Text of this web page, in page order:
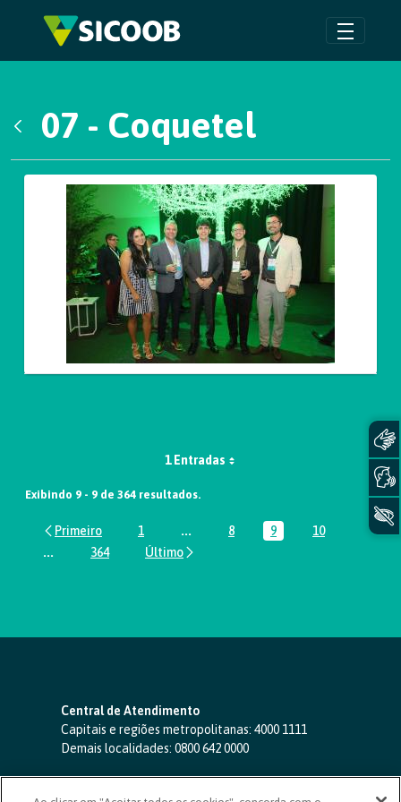
Pular para o Conteúdo principal
07 - Coquetel
Galeria de Mídias
1 Entradas
Exibindo 9 - 9 de 364 resultados.
Página
1 ...Páginas intermediárias Usar ABA
Página
8 Página
9 Página
10
...Páginas intermediárias Usar ABA para navegar.
Página
364
Central de Atendimento
Capitais e regiões metropolitanas: 4000 1111
Demais localidades: 0800 642 0000
SAC 24 horas-0800 724 4420